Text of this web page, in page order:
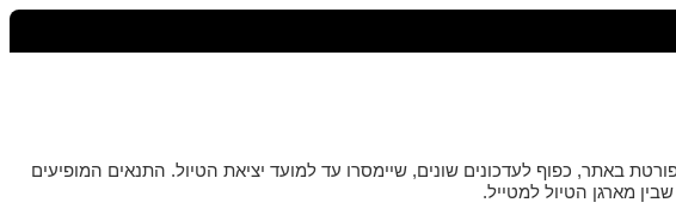
כפוף לעדכונים שונים, שיימסרו עד למועד יציאת הטיול. התנאים המופיעים